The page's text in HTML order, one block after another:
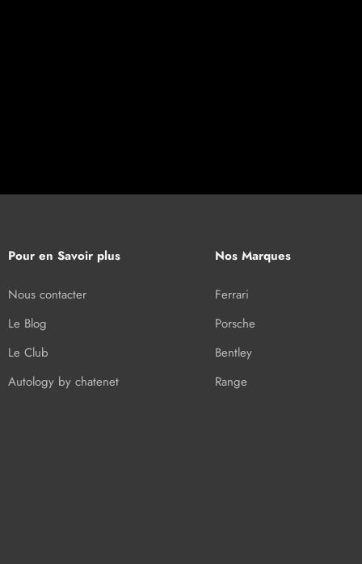
Pour en Savoir plus
Nous contacter
Le Blog
Le Club
Autology by chatenet
Nos Marques
Ferrari
Porsche
Bentley
Range